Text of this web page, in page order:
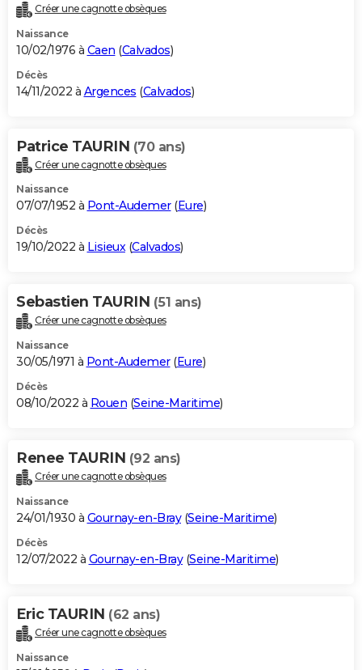
Créer une cagnotte obsèques
Naissance
10/02/1976 à Caen (Calvados)
Décès
14/11/2022 à Argences (Calvados)
Patrice TAURIN (70 ans)
Créer une cagnotte obsèques
Naissance
07/07/1952 à Pont-Audemer(Eure)
Décès
19/10/2022 à Lisieux(Calvados)
Sebastien TAURIN (51 ans)
Créer une cagnotte obsèques
Naissance
30/05/1971 à Pont-Audemer(Eure)
Décès
08/10/2022 à Rouen (Seine-Maritime)
Renee TAURIN (92 ans)
Créer une cagnotte obsèques
Naissance
24/01/1930 à Gournay-en-Bray(Seine-Maritime)
Décès
12/07/2022 à Gournay-en-Bray(Seine-Maritime)
Eric TAURIN (62 ans)
Créer une cagnotte obsèques
Naissance